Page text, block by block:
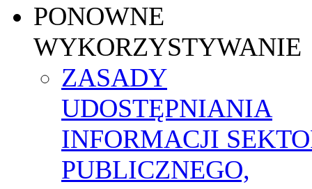
PONOWNE
WYKORZYSTYWANIE
ZASADY
UDOSTĘPNIANIA
INFORMACJI
PUBLICZNEGO,